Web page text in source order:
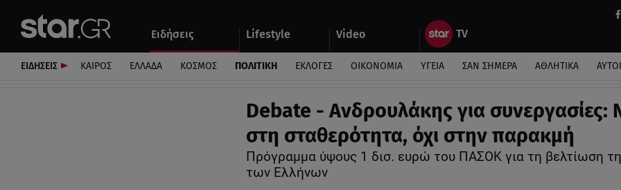
Ειδήσεις Lifestyle Video
Αυτοκίνητο
ΕΙΔΗΣΕΙΣ ΚΑΙΡΟΣ ΕΛΛΑΔΑ ΚΟΣΜΟΣ ΠΟΛΙΤΙΚΗ ΕΚΛΟΓΕΣ ΟΙΚΟΝΟΜΙΑ ΥΓΕΙΑ ΣΑΝ ΣΗΜΕΡΑ ΑΘΛΗΤΙΚΑ
Debate - Ανδρουλάκης για συνεργασίες:
στη σταθερότητα, όχι στην παρακμή
Πρόγραμμα ύψους 1 δισ. ευρώ του ΠΑΣΟΚ για τη βελτίωση
των Ελλήνων